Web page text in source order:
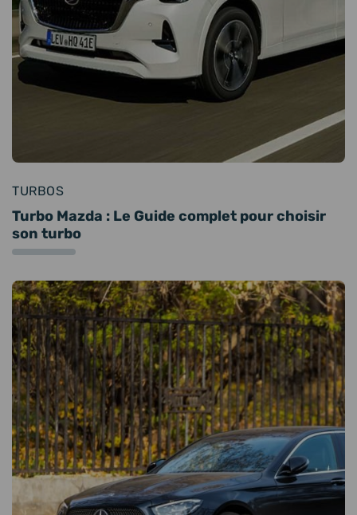
TURBOS
Turbo Mazda : Le Guide complet pour choisir
son turbo